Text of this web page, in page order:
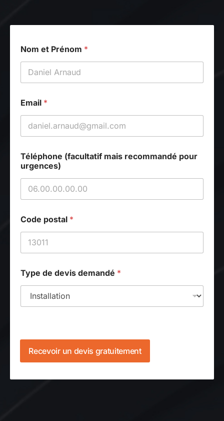
Nom et Prénom *
e
c
a
n
d
é
m
i
Email *
Téléphone (facultatif mais recommandé pour
urgences)
Code postal *
Type de devis demandé *
Recevoir un devis gratuitement